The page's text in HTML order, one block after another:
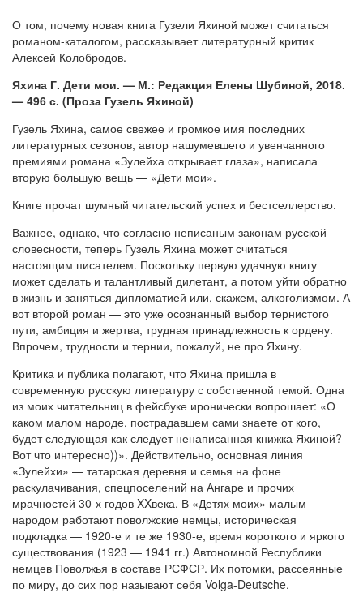
О том, почему новая книга Гузели Яхиной может считаться
романом-каталогом, рассказывает литературный критик
Алексей Колобродов.
Яхина Г. Дети мои. — М.: Редакция Елены Шубиной, 2018.
— 496 с. (Проза Гузель Яхиной)
Гузель Яхина, самое свежее и громкое имя последних
литературных сезонов, автор нашумевшего и увенчанного
премиями романа «Зулейха открывает глаза», написала
вторую большую вещь — «Дети мои».
Книге прочат шумный читательский успех и бестселлерство.
Важнее, однако, что согласно неписаным законам русской
словесности, теперь Гузель Яхина может считаться
настоящим писателем. Поскольку первую удачную книгу
может сделать и талантливый дилетант, а потом уйти обратно
в жизнь и заняться дипломатией или, скажем, алкоголизмом. А
вот второй роман — это уже осознанный выбор тернистого
пути, амбиция и жертва, трудная принадлежность к ордену.
Впрочем, трудности и тернии, пожалуй, не про Яхину.
Критика и публика полагают, что Яхина пришла в
современную русскую литературу с собственной темой. Одна
из моих читательниц в фейсбуке иронически вопрошает: «О
каком малом народе, пострадавшем сами знаете от кого,
будет следующая как следует ненаписанная книжка Яхиной?
Вот что интересно))». Действительно, основная линия
«Зулейхи» — татарская деревня и семья на фоне
раскулачивания, спецпоселений на Ангаре и прочих
мрачностей 30-х годов XXвека. В «Детях моих» малым
народом работают поволжские немцы, историческая
подкладка — 1920-е и те же 1930-е, время короткого и яркого
существования (1923 — 1941 гг.) Автономной Республики
немцев Поволжья в составе РСФСР. Их потомки, рассеянные
по миру, до сих пор называют себя Volga-Deutsche.